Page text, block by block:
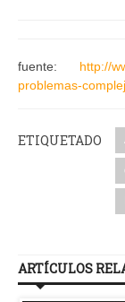
fuente: http://
problemas-
ETIQUETADO
ARTÍCULOS